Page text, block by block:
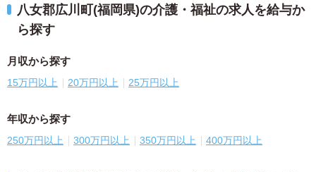
八女郡広川町(福岡県)の介護・福祉の求人を給与か
ら探す
月収から探す
15万円以上 20万円以上 25万円以上
年収から探す
250万円以上 300万円以上 350万円以上 400万円以上